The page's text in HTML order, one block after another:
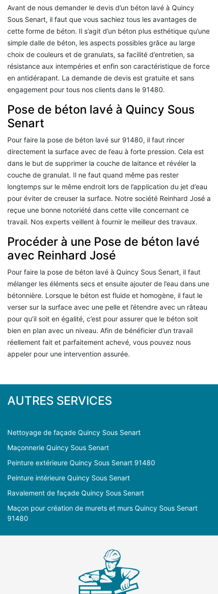
Avant de nous demander le devis d’un béton lavé à Quincy
Sous Senart, il faut que vous sachiez tous les avantages de
cette forme de béton. Il s’agit d’un béton plus esthétique qu’une
simple dalle de béton, les aspects possibles grâce au large
choix de couleurs et de granulats, sa facilité d’entretien, sa
résistance aux intempéries et enfin son caractéristique de force
en antidérapant. La demande de devis est gratuite et sans
engagement pour tous nos clients dans le 91480.
Pose de béton lavé à Quincy Sous
Senart
Pour faire la pose de béton lavé sur 91480, il faut rincer
directement la surface avec de l’eau à forte pression. Cela est
dans le but de supprimer la couche de laitance et révéler la
couche de granulat. Il ne faut quand même pas rester
longtemps sur le même endroit lors de l’application du jet d’eau
pour éviter de creuser la surface. Notre société Reinhard José a
reçue une bonne notoriété dans cette ville concernant ce
travail. Nos experts veillent à fournir le meilleur des travaux.
Procéder à une Pose de béton lavé
avec Reinhard José
Pour faire la pose de béton lavé à Quincy Sous Senart, il faut
mélanger les éléments secs et ensuite ajouter de l’eau dans une
bétonnière. Lorsque le béton est fluide et homogène, il faut le
verser sur la surface avec une pelle et l’étendre avec un râteau
pour qu’il soit en égalité, c’est pour assurer que le béton soit
bien en plan avec un niveau. Afin de bénéficier d’un travail
réellement fait et parfaitement achevé, vous pouvez nous
appeler pour une intervention assurée.
AUTRES SERVICES
Nettoyage de façade Quincy Sous Senart
Maçonnerie Quincy Sous Senart
Peinture extérieure Quincy Sous Senart 91480
Peinture intérieure Quincy Sous Senart
Ravalement de façade Quincy Sous Senart
Maçon pour création de murets et murs Quincy Sous Senart
91480